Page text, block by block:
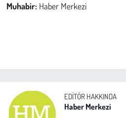
Muhabir: Haber Merkezi
EDITÖR HAKKINDA
Haber Merkezi